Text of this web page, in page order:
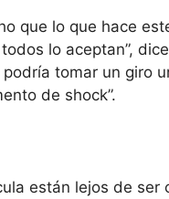
que lo que hace
lo aceptan”,
tomar un giro
de shock”.
están lejos de